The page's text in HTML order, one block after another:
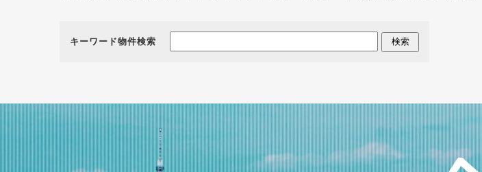
キーワード物件検索 検索